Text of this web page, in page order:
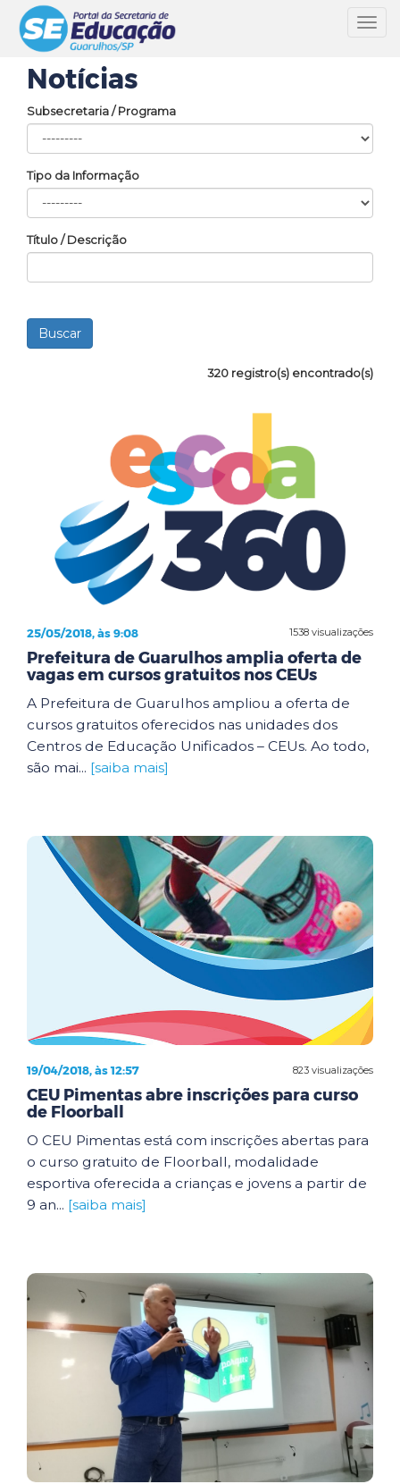
Notícias
Subsecretaria / Programa
Tipo da Informação
Título / Descrição
320 registro(s) encontrado(s)
1538 visualizações
25/05/2018, às 9:08
Prefeitura de Guarulhos amplia oferta de
vagas em cursos gratuitos nos CEUs
A Prefeitura de Guarulhos ampliou a oferta de
cursos gratuitos oferecidos nas unidades dos
Centros de Educação Unificados – CEUs. Ao todo,
são mai... [saiba mais]
823 visualizações
19/04/2018, às 12:57
CEU Pimentas abre inscrições para curso
de Floorball
O CEU Pimentas está com inscrições abertas para
o curso gratuito de Floorball, modalidade
esportiva oferecida a crianças e jovens a partir de
9 an... [saiba mais]